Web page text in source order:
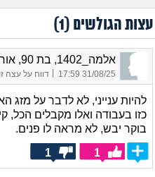
עצות הגולשים (1
)
אלמה_1402, בת 90, אורחת
31/08/25 17:59 דווח על עצה זו
להיות ענייני, לא לדבר על מזג
כזו בעבודה ואלו מקבלים הכל,
בוקר יבש, לא מראה לו פנים.
1
1